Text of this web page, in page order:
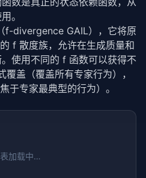
。
f-divergence GAIL），它将原
f 散度族，允许在生成质量和
使用不同的 f 函数可以获得不
覆盖（覆盖所有专家行为），
于专家最典型的行为）。
加载中…